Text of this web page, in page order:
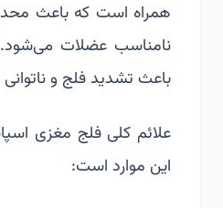
همراه است که باعث
نامناسب عضلات می‌شود.
باعث تشدید فلج و
علائم کلی فلج مغزی
این موارد است: